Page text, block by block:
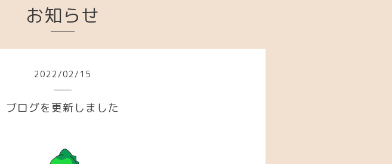
お知らせ
2022/02/ 15
ブログを更新しました